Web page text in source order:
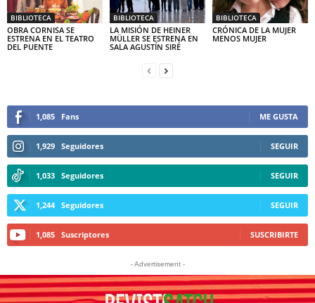
BIBLIOTECA
OBRA CORNISA SE
ESTRENA EN EL TEATRO
DEL PUENTE
BIBLIOTECA
LA MISIÓN DE HEINER
MÜLLER SE ESTRENA EN
SALA AGUSTÍN SIRÉ
BIBLIOTECA
CRÓNICA DE LA MUJER
MENOS MUJER
1,085 Fans ME GUSTA
1,929 Seguidores SEGUIR
1,033 Seguidores SEGUIR
1,244 Seguidores SEGUIR
1,085 Suscriptores SUSCRIBIRTE
- Advertisement -